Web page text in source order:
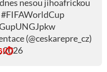
nesou jihoafrickou
#FIFAWorldCup
(@ceskarepre_cz)
2026